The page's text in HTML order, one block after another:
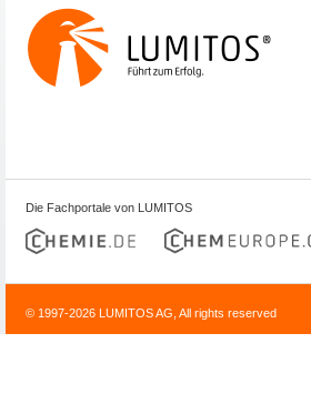
Die Fachportale von LUMITOS
© 1997-2026 LUMITOS AG, All rights reserved